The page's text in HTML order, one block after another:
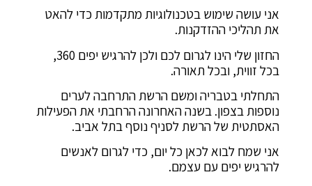
אני עושה שימוש בטכנולוגיות מתקדמות כדי להאט
את תהליכי ההזדקנות.
החזון שלי הינו לגרום לכם ולכן להרגיש יפים 360,
בכל זווית, ובכל תאורה.
התחלתי בטבריה ומשם הרשת התרחבה לערים
נוספות בצפון. בשנה האחרונה הרחבתי את הפעילות
האסתטית של הרשת לסניף נוסף בתל אביב.
אני שמח לבוא לכאן כל יום, כדי לגרום לאנשים
להרגיש יפים עם עצמם.